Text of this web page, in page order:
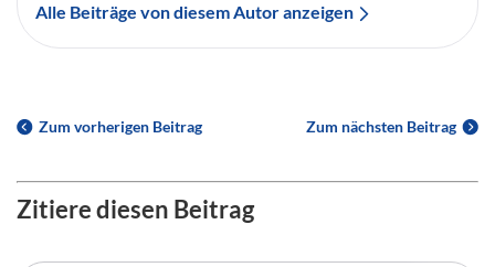
Alle Beiträge von diesem Autor anzeigen
Zum vorherigen Beitrag Zum nächsten Beitrag
Zitiere diesen Beitrag